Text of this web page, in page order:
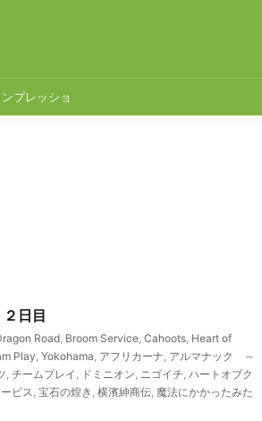
プレッショ
日目
Road, Broom Service, Cahoots, Heart of
Play, Yokohama, アフリカーナ, アルマナック ～
, チームプレイ , ドミニオン, ニゴイチ, ハートオブク
ビス, 宝石の煌き , 横濱紳商伝, 魔法にかかったみた